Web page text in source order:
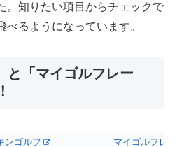
。知りたい項目からチェックで
るようになっています。
と「マイゴルフレー
ンゴルフ マイゴルフレ